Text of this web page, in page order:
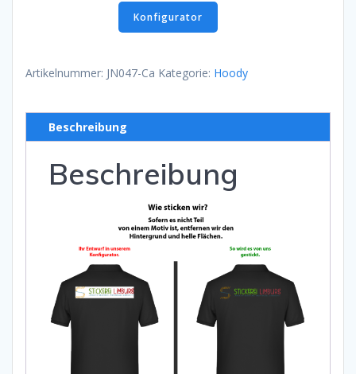
Konfigurator
Artikelnummer: JN047-Ca Kategorie: Hoody
Beschreibung
Beschreibung